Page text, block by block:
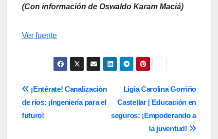
(Con información de Oswaldo Karam Maciá)
Navegación
entradas
Ver fuente
Navegación
de
Ligia Carolina Gorriño
Castellar | Educación en
seguros: ¡Empoderando a
la juventud!
¡Entérate! Canalización
de ríos: ¡Ingeniería para el
futuro!